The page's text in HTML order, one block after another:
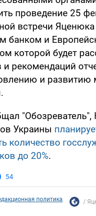
проведение 25
встречи
банком и
которой будет
рекомендаций
и развитию
"Обозреватель",
Украины
количество
до 20%.
54
политика